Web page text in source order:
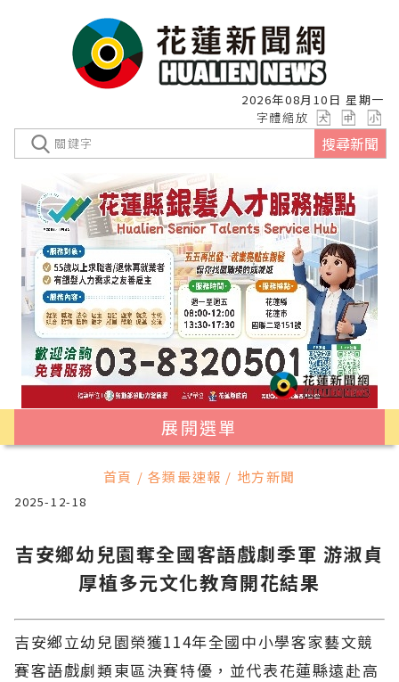
2026年08月10日 星期一
字體縮放
搜尋新聞
展開選單
首頁 / 各類最速報 / 地方新聞
2025-12-18
吉安鄉幼兒園奪全國客語戲劇季軍 游淑貞
厚植多元文化教育開花結果
吉安鄉立幼兒園榮獲114年全國中小學客家藝文競
賽客語戲劇類東區決賽特優，並代表花蓮縣遠赴高